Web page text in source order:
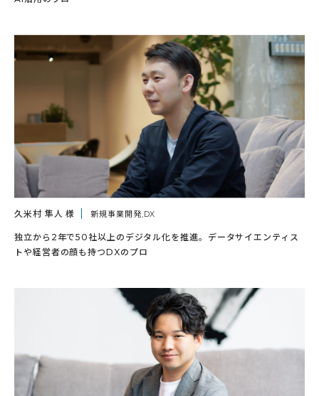
久米村 隼人 様 新規事業開発,DX
独立から2年で50社以上のデジタル化を推進。データサイエンティス
トや経営者の顔も持つDXのプロ